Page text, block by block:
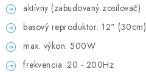
KONTAKTY
Kontakty Doprava a platba
aktívny (zabudovaný zosilovač)
basový reproduktor: 12" (30cm)
max. výkon: 500W
frekvencia: 20 - 200Hz